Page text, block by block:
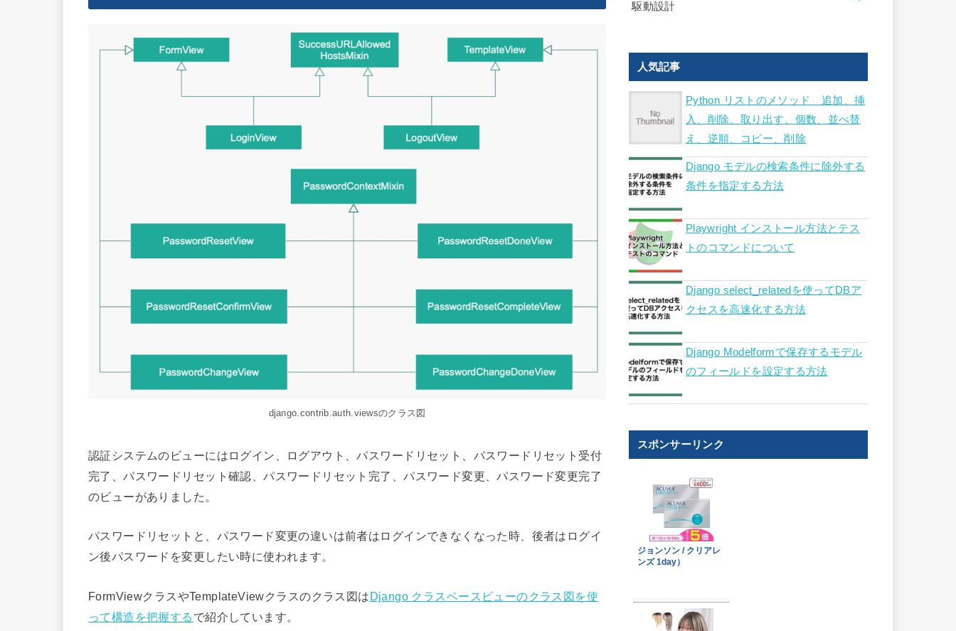
django.contrib.auth.viewsのクラス図
認証システムのビューにはログイン、ログアウト、パスワードリセット、パスワードリセット受付
完了、パスワードリセット確認、パスワードリセット完了、パスワード変更、パスワード変更完了
のビューがありました。
パスワードリセットと、パスワード変更の違いは前者はログインできなくなった時、後者はログイ
ン後パスワードを変更したい時に使われます。
FormViewクラスやTemplateViewクラスのクラス図はDjango クラスベースビューのクラス図を使
って構造を把握する で紹介しています。
駆動設計
人気記事
Python リストのメソッド 追加、挿
入、削除、取り出す、個数、並べ替
え、逆順、コピー、削除
Django モデルの検索条件に除外する
条件を指定する方法
Playwright インストール方法とテス
トのコマンドについて
Django select_relatedを使ってDBア
クセスを高速化する方法
Django Modelformで保存するモデル
のフィールドを設定する方法
スポンサーリンク